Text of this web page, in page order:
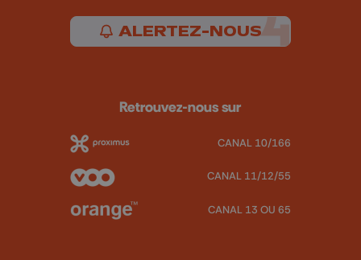
ALERTEZ-NOUS
Retrouvez-nous sur
CANAL 10/166
CANAL 11/12/55
CANAL 13 OU 65